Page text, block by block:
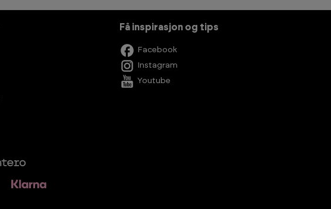
Få inspirasjon og tips
Facebook
Instagram
Youtube